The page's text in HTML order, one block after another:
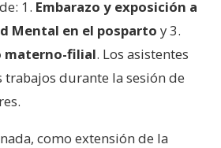
1. Embarazo y exposición a
Mental en el posparto y 3.
materno-filial. Los asistentes
trabajos durante la sesión de
como extensión de la